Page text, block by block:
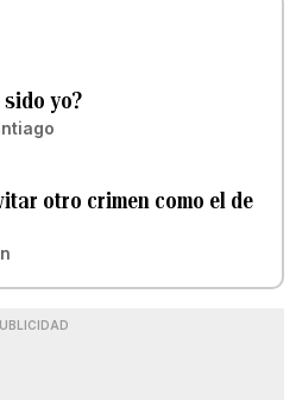
sido yo?
otro crimen como el de